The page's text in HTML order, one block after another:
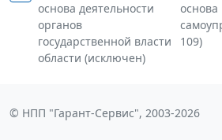
основа деятельности
органов
государственной власти
области (исключен)
основа
109)
© НПП "Гарант-Сервис", 2003-2026